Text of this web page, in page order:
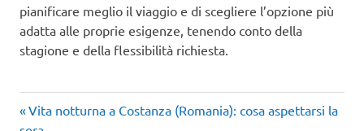
pianificare meglio il viaggio e di scegliere l’opzione più
adatta alle proprie esigenze, tenendo conto della
stagione e della flessibilità richiesta.
Navigazione
Articolo
Vita notturna a Costanza (Romania): cosa aspettarsi la